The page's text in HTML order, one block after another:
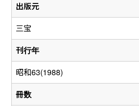
出版元
三宝
刊行年
昭和63(1988)
冊数